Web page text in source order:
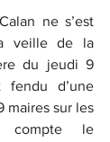
ne s’est
veille de la
du jeudi 9
fendu d’une
maires sur les
compte le